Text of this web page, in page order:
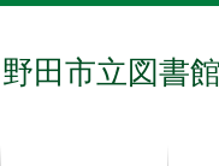
野田市立図書館